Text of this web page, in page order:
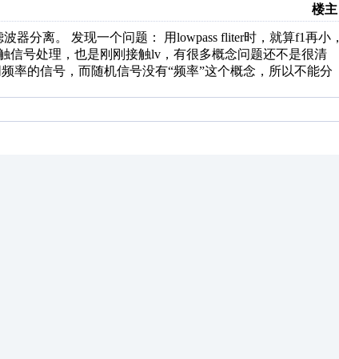
楼主
分离。 发现一个问题： 用lowpass fliter时，就算f1再小，
信号处理，也是刚刚接触lv，有很多概念问题还不是很清
率的信号，而随机信号没有“频率”这个概念，所以不能分